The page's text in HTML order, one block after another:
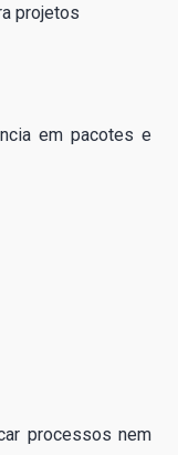
projetos
em pacotes e
processos nem